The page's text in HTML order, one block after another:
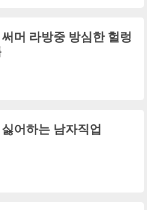
머 라방중 방심한 헐렁
어하는 남자직업